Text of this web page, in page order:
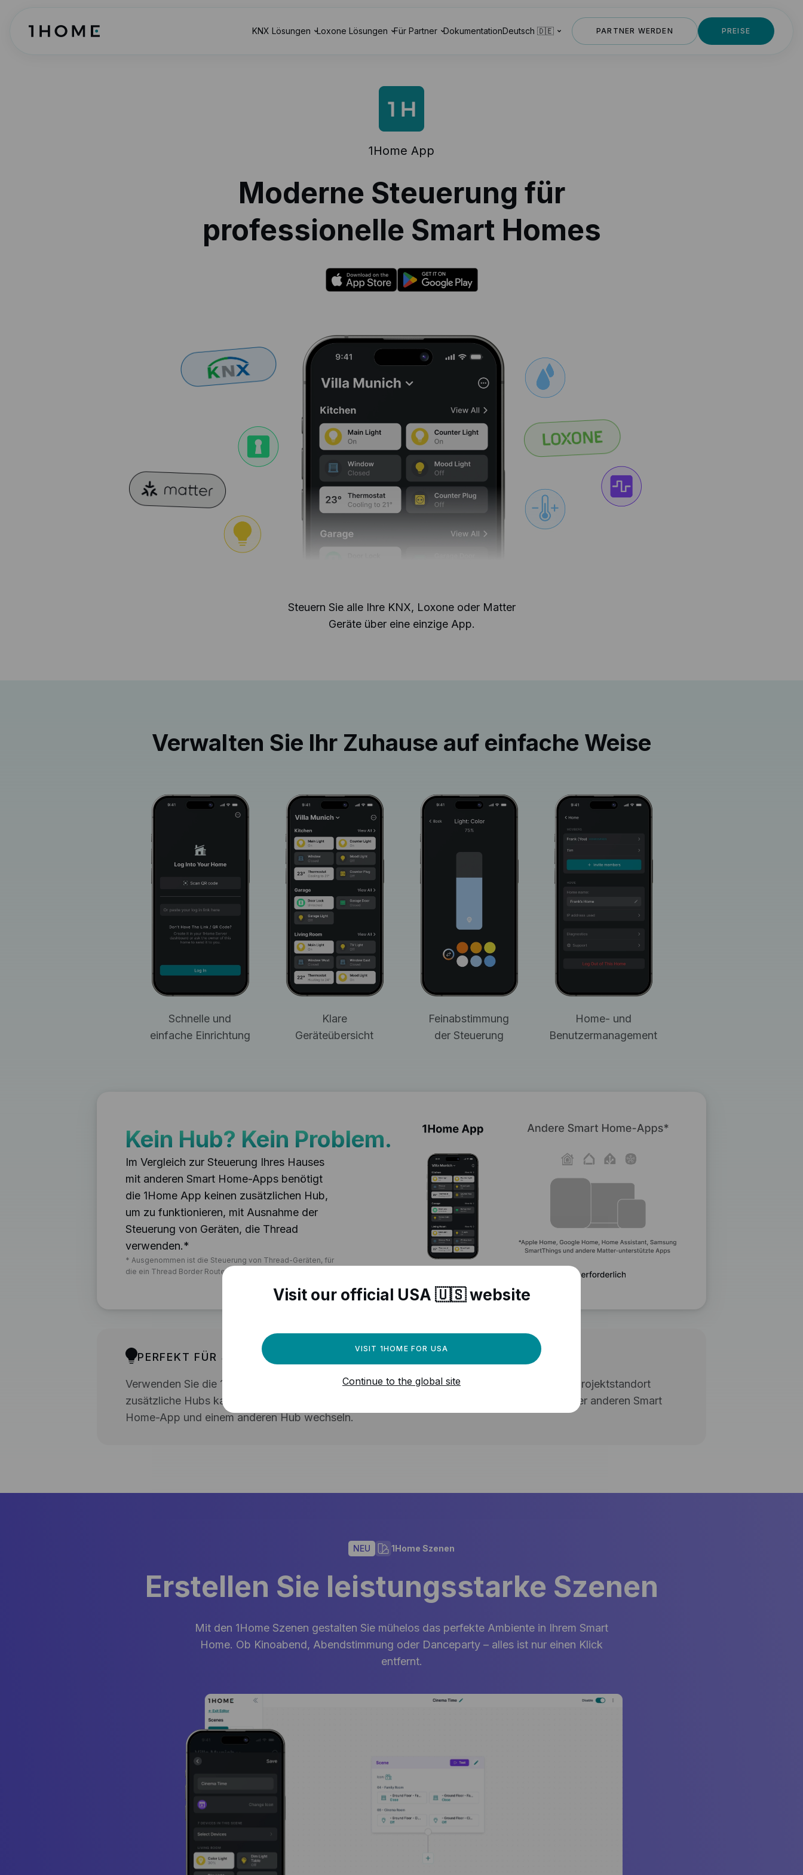
KNX Lösungen Loxone Lösungen Für Partner DokumentationDeutsch 🇩🇪 PARTNER WERDEN PREISE
1Home App
Moderne Steuerung für
professionelle Smart Homes
Steuern Sie alle Ihre KNX, Loxone oder Matter
Geräte über eine einzige App.
Verwalten Sie Ihr Zuhause auf einfache Weise
Schnelle und
einfache Einrichtung
Klare
Geräteübersicht
Feinabstimmung
der Steuerung
Home- und
Benutzermanagement
Kein Hub? Kein Problem.
Im Vergleich zur Steuerung Ihres Hauses
mit anderen Smart Home-Apps benötigt
die 1Home App keinen zusätzlichen Hub,
um zu funktionieren, mit Ausnahme der
Steuerung von Geräten, die Thread
verwenden.*
* Ausgenommen ist die Steuerung von Thread-Geräten, für
die ein Thread Border Router erforderlich ist.
PERFEKT FÜR SMART HOME-INTEGRATOREN
Verwenden Sie die 1Home App, um Ihre Konfigurationen zu testen, ohne dass Sie für jeden Projektstandort
zusätzliche Hubs kaufen und einrichten müssen. Anschließend kann der Kunde selbst zu einer anderen Smart
Home-App und einem anderen Hub wechseln.
NEU 1Home Szenen
Erstellen Sie leistungsstarke Szenen
Mit den 1Home Szenen gestalten Sie mühelos das perfekte Ambiente in Ihrem Smart
Home. Ob Kinoabend, Abendstimmung oder Danceparty – alles ist nur einen Klick
entfernt.
Visit our official USA 🇺🇸 website
VISIT 1HOME FOR USA
Continue to the global site